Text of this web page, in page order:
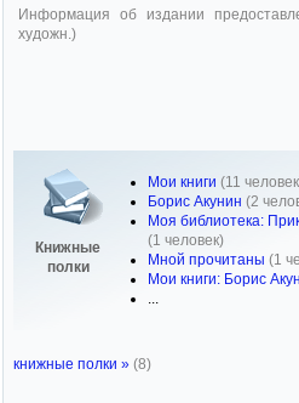
Информация об издании
художн.)
Книжные
полки
Мои книги (11
Борис Акунин (2
Моя библиотека:
(1 человек)
Мной прочитаны (1
Мои книги: Борис
...
книжные полки » (8)